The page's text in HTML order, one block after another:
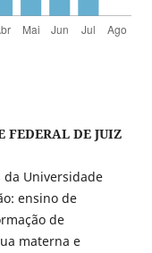
FEDERAL DE JUIZ
da Universidade
ensino de
de
materna e